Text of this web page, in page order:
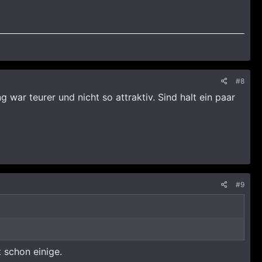
#8
war teurer und nicht so attraktiv. Sind halt ein paar
#9
einige.